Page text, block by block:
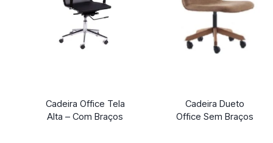
Cadeira Office Tela
Alta – Com Braços
Cadeira Dueto
Office Sem Braços